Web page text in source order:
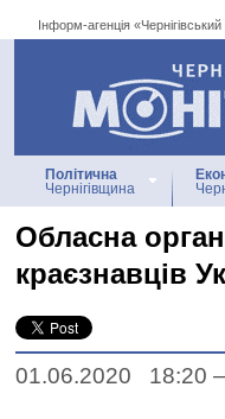
Інформ-агенція
Інформ-
Політична
Чернігівщина
Обласна
краєзнавців
01.06.2020 18:20